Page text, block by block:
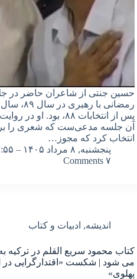
حسین جنتی از شاعران حاضر در
رمضانی با
پس از انتخابات ۸۸، بود. او
آن جلسه مدعی‌ست که شعری را
انتخاب کرد که مجوز…
پنجشنبه, ۸ مرداد ۱۴۰۵ – ۰۲:۵۵
۷ Comments
اندیشه, ادبیات و کتاب
کتاب محمود سریع القلم در ترکیه
می شود | شکست «اقتدارگرایی در
پهلوی»